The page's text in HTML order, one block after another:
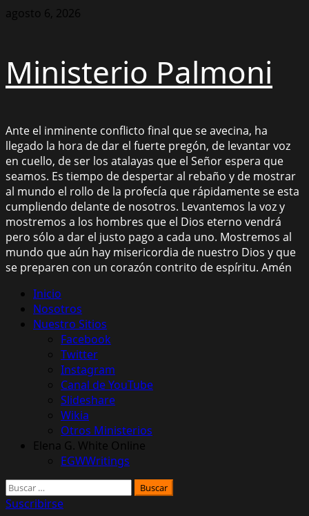
Saltar
agosto 6, 2026
Ministerio Palmoni
Ante el inminente conflicto final que se avecina, ha
llegado la hora de dar el fuerte pregón, de levantar voz
en cuello, de ser los atalayas que el Señor espera que
seamos. Es tiempo de despertar al rebaño y de mostrar
al mundo el rollo de la profecía que rápidamente se esta
cumpliendo delante de nosotros. Levantemos la voz y
mostremos a los hombres que el Dios eterno vendrá
pero sólo a dar el justo pago a cada uno. Mostremos al
mundo que aún hay misericordia de nuestro Dios y que
se preparen con un corazón contrito de espíritu. Amén
Menú
principal
Inicio
Nosotros
Nuestro Sitios
Facebook
Twitter
Instagram
Canal de YouTube
Slideshare
Wikia
Otros Ministerios
Elena G. White Online
EGWWritings
Buscar:
Suscribirse